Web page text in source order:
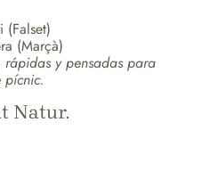
(Falset)
(Marçà)
rápidas y pensadas para
Natur.